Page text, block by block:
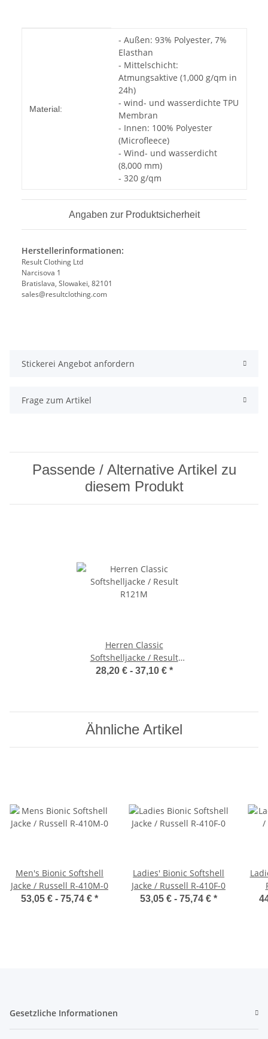
Material:
- Außen: 93% Polyester, 7%
Elasthan
- Mittelschicht:
Atmungsaktive (1,000 g/qm in
24h)
- wind- und wasserdichte TPU
Membran
- Innen: 100% Polyester
(Microfleece)
- Wind- und wasserdicht
(8,000 mm)
- 320 g/qm
Angaben zur Produktsicherheit
Herstellerinformationen:
Result Clothing Ltd
Narcisova 1
Bratislava, Slowakei, 82101
sales@resultclothing.com
Stickerei Angebot anfordern
Frage zum Artikel
Passende / Alternative Artikel zu
diesem Produkt
Herren Classic
Softshelljacke / Result
R121M
28,20 € - 37,10 € *
Ähnliche Artikel
Men's Bionic Softshell
Jacke / Russell R-410M-0
53,05 € - 75,74 € *
Ladies' Bionic Softshell
Jacke / Russell R-410F-0
53,05 € - 75,74 € *
Gesetzliche Informationen